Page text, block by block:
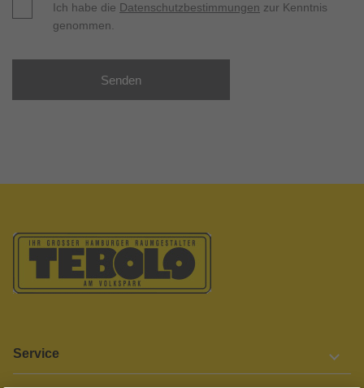
Ich habe die Datenschutzbestimmungen zur Kenntnis
genommen.
Senden
Service